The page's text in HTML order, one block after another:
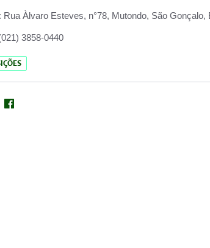
Rua Àlvaro Esteves, n°78, Mutondo, São Gonçalo,
3858-0440